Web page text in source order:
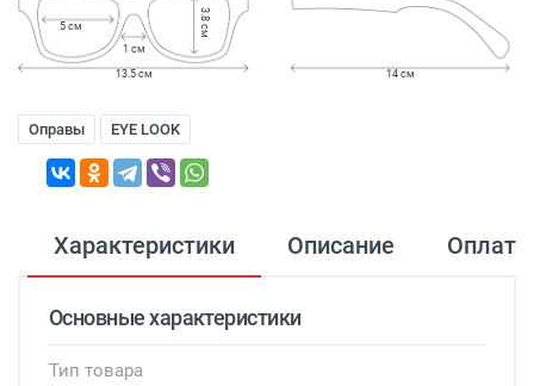
1 см
5 см 3.8 см
13.5 см 14 см
Оправы EYE LOOK
Характеристики Описание Оплата
Основные характеристики
Тип товара